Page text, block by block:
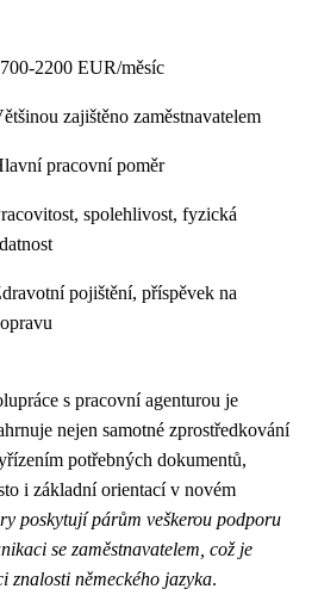
2200 EUR/měsíc
zajištěno zaměstnavatelem
pracovní poměr
spolehlivost, fyzická
pojištění, příspěvek na
s pracovní agenturou je
nejen samotné zprostředkování
potřebných dokumentů,
i základní orientací v novém
poskytují párům veškerou podporu
se zaměstnavatelem, což je
znalosti německého jazyka.